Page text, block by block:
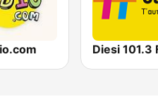
Diesi 101.3